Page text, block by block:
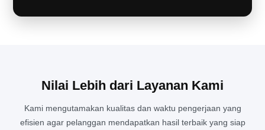
Nilai Lebih dari Layanan Kami
Kami mengutamakan kualitas dan waktu pengerjaan yang
efisien agar pelanggan mendapatkan hasil terbaik yang siap